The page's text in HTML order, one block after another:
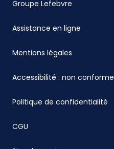
Groupe Lefebvre
Assistance en ligne
Mentions légales
Accessibilité : non conforme
Politique de confidentialité
CGU